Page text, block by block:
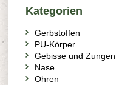
Kategorien
Gerbstoffen
PU-Körper
Gebisse und Zungen
Nase
Ohren